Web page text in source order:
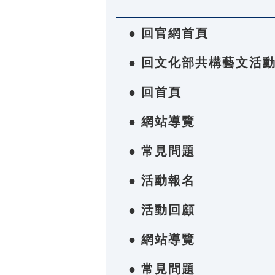
● 回官網首頁
● 回文化部共構藝文活
● 回首頁
● 網站導覽
● 常見問題
● 活動報名
● 活動回顧
● 網站導覽
● 常見問題